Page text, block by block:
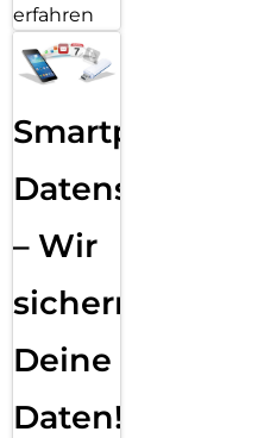
erfahren
Smartphone
Datensicherung
– Wir
sichern
Deine
Daten!